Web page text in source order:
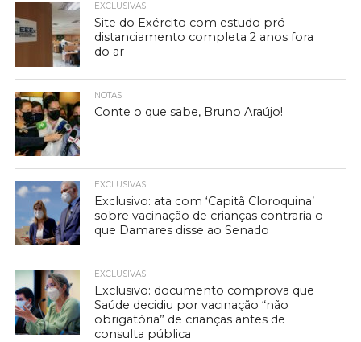
EXCLUSIVAS
Site do Exército com estudo pró-
distanciamento completa 2 anos fora
do ar
NOTAS
Conte o que sabe, Bruno Araújo!
EXCLUSIVAS
Exclusivo: ata com ‘Capitã Cloroquina’
sobre vacinação de crianças contraria o
que Damares disse ao Senado
EXCLUSIVAS
Exclusivo: documento comprova que
Saúde decidiu por vacinação “não
obrigatória” de crianças antes de
consulta pública